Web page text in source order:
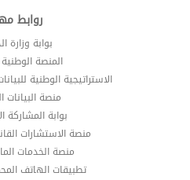
روابط
بوابة وزارة
المنصة
الاستراتيجية الوطنية
منصة البيانات
بوابة المشاركة
منصة الاستشارات
منصة الخدمات
تطبيقات الهاتف